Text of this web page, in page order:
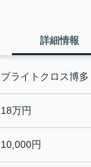
詳細情報
ブライトクロス博
18万円
10,000円